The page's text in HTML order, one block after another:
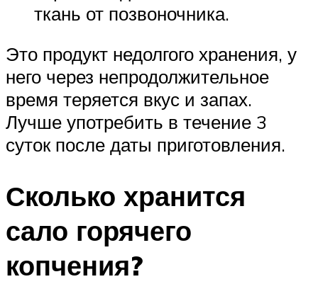
ткань от позвоночника.
Это продукт недолгого хранения, у
него через непродолжительное
время теряется вкус и запах.
Лучше употребить в течение 3
суток после даты приготовления.
Сколько хранится
сало горячего
копчения?